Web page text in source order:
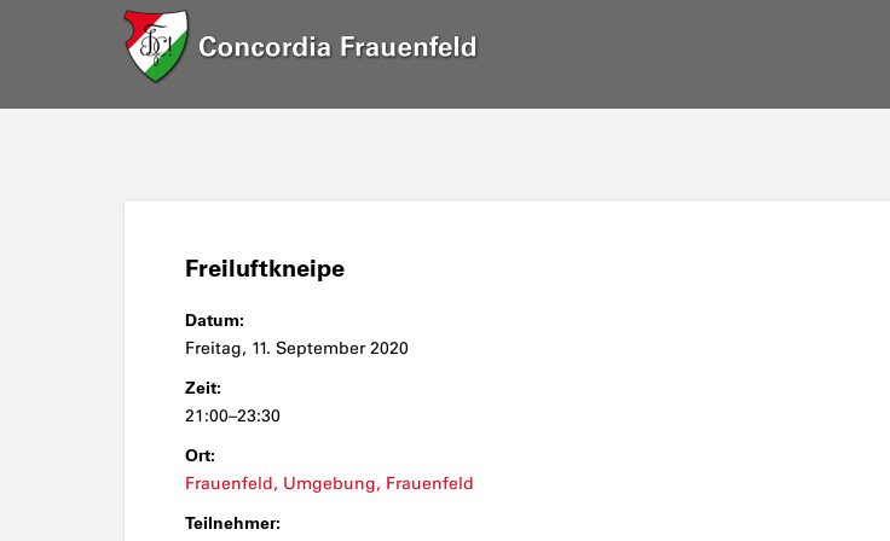
Freiluftkneipe
Datum:
Freitag, 11. September 2020
Zeit:
21:00–23:30
Ort:
Frauenfeld, Umgebung, Frauenfeld
Teilnehmer: